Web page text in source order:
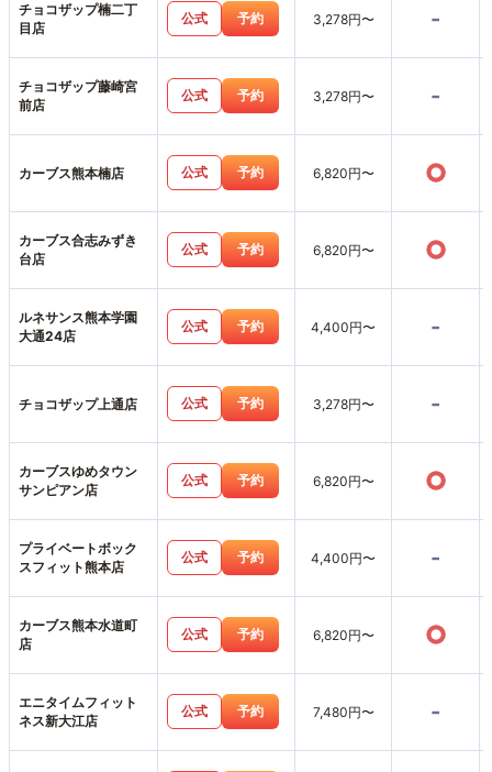
チョコザップ楠二丁
目店
公式 予約 3,278円〜 -
チョコザップ藤崎宮
前店
公式 予約 3,278円〜 -
カーブス熊本楠店 公式 予約 6,820円〜 ○
カーブス合志みずき
台店
公式 予約 6,820円〜 ○
ルネサンス熊本学園
大通24店
公式 予約 4,400円〜 -
チョコザップ上通店 公式 予約 3,278円〜 -
カーブスゆめタウン
サンピアン店
公式 予約 6,820円〜 ○
プライベートボック
スフィット熊本店
公式 予約 4,400円〜 -
カーブス熊本水道町
店
公式 予約 6,820円〜 ○
エニタイムフィット
ネス新大江店
公式 予約 7,480円〜 -